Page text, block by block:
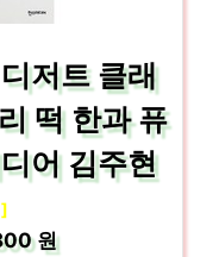
저트 클래
떡 한과 퓨
어 김주현
원